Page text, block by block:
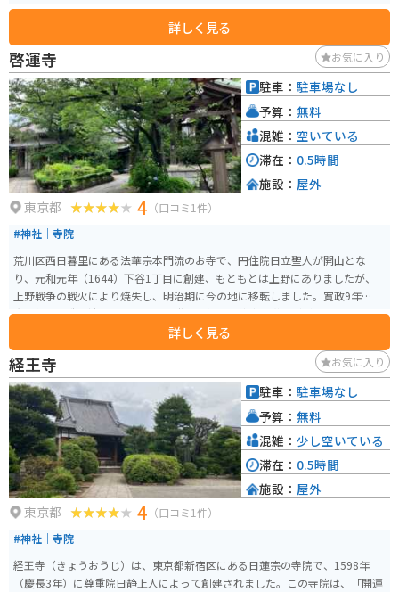
て知られています。また、「月見寺」とも呼ばれ、景勝の地としても親しま
れています。境内には、俳人松尾芭蕉の門弟である田中道孝の句碑や、種田
山頭火の句碑があり、文学ファンにとっても興味深いスポットです。 特に、
山頭火の「ほっと月がある 東京に来てゐる」の句碑は注目されています。ま
た、本行寺は四季折々の花々が美しい庭園を持ち、癒されます。春には桜が
咲き誇り、多くの観光客が訪れます。アクセスも良好で、JR西日暮里駅から
徒歩圏内にあり、観光の合間に立ち寄るのに便利な場所です。
詳しく見る
啓運寺 お気に入り
東京都 4 （口コミ1件）
#神社｜寺院
荒川区西日暮里にある法華宗本門流のお寺で、円住院日立聖人が開山とな
り、元和元年（1644）下谷1丁目に創建、もともとは上野にありましたが、
上野戦争の戦火により焼失し、明治期に今の地に移転しました。寛政9年以東
光雲作の木造毘沙門天像、荒川区登録文化財の銘庚申塔などがあり見ごたえ
詳しく見る
駐車： 駐車場なし
予算： 無料
混雑： 空いている
滞在： 0.5時間
施設： 屋外
経王寺 お気に入り
東京都 4 （口コミ1件）
#神社｜寺院
経王寺（きょうおうじ）は、東京都新宿区にある日蓮宗の寺院で、1598年
（慶長3年）に尊重院日静上人によって創建されました。この寺院は、「開運
駐車： 駐車場なし
予算： 無料
混雑： 少し空いている
滞在： 0.5時間
施設： 屋外